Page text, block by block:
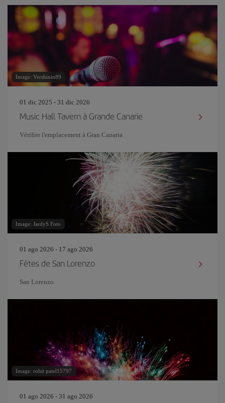
Image: Vershinin89
01 dic 2025 - 31 dic 2026
Music Hall Tavern à Grande Canarie
Vérifier l'emplacement à Gran Canaria
Image: JardyS Foto
01 ago 2026 - 17 ago 2026
Fêtes de San Lorenzo
San Lorenzo
Image: rohit patel15797
01 ago 2026 - 31 ago 2026